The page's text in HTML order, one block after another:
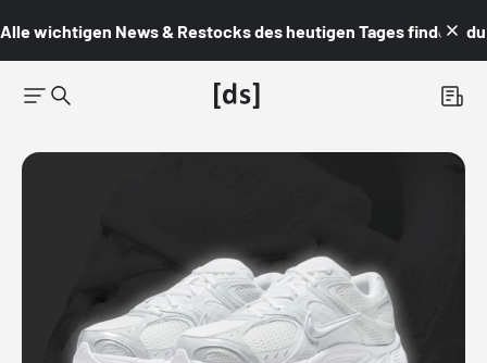
Alle wichtigen News & Restocks des heutigen Tages findest du